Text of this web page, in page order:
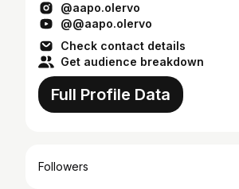
@aapo.olervo
@@aapo.olervo
Check contact details
Get audience breakdown
Full Profile Data
Followers